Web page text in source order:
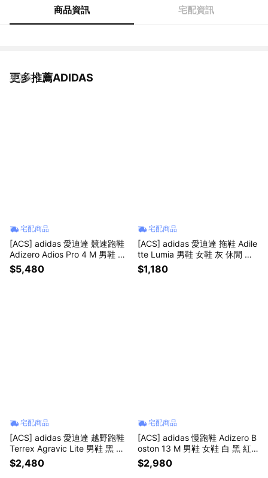
商品資訊 宅配資訊
更多推薦ADIDAS
看更多
宅配商品
[ACS] adidas 愛迪達 競速跑鞋
Adizero Adios Pro 4 M 男鞋 白
緩震 運動鞋 JR1656
$5,480
宅配商品
[ACS] adidas 愛迪達 拖鞋 Adile
tte Lumia 男鞋 女鞋 灰 休閒 運
動拖鞋 快乾 JQ0791
$1,180
宅配商品
[ACS] adidas 愛迪達 越野跑鞋
Terrex Agravic Lite 男鞋 黑 戶
外 緩震 運動鞋 KK1873
$2,480
宅配商品
[ACS] adidas 慢跑鞋 Adizero B
oston 13 M 男鞋 女鞋 白 黑 紅
緩震 運動鞋 愛迪達 JS4932
$2,980